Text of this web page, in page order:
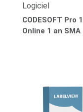
Logiciel
CODESOFT Pro
Online 1 an SMA